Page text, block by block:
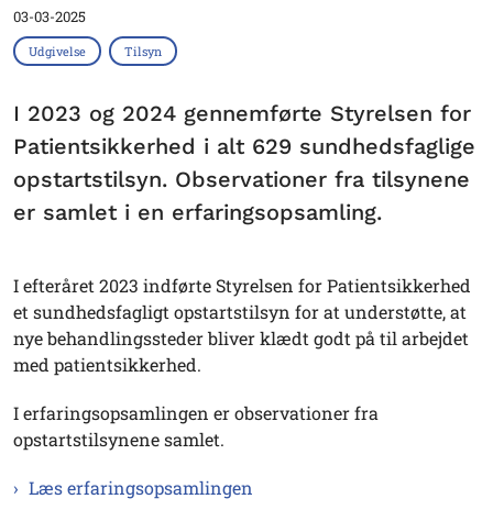
03-03-2025
Udgivelse Tilsyn
I 2023 og 2024 gennemførte Styrelsen for
Patientsikkerhed i alt 629 sundhedsfaglige
opstartstilsyn. Observationer fra tilsynene
er samlet i en erfaringsopsamling.
I efteråret 2023 indførte Styrelsen for Patientsikkerhed
et sundhedsfagligt opstartstilsyn for at understøtte, at
nye behandlingssteder bliver klædt godt på til arbejdet
med patientsikkerhed.
I erfaringsopsamlingen er observationer fra
opstartstilsynene samlet.
Læs erfaringsopsamlingen